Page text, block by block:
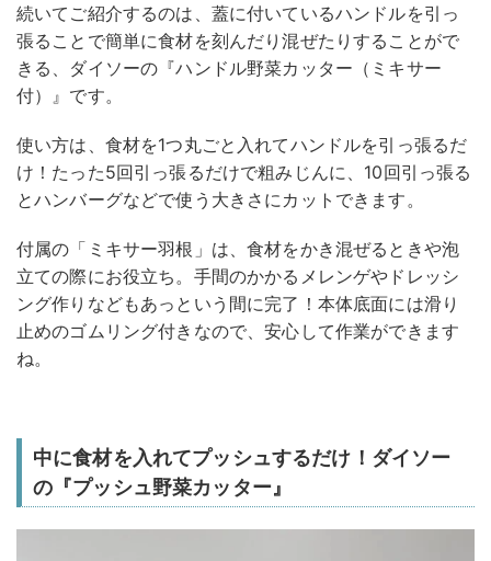
続いてご紹介するのは、蓋に付いているハンドルを引っ
張ることで簡単に食材を刻んだり混ぜたりすることがで
きる、ダイソーの『ハンドル野菜カッター（ミキサー
付）』です。
使い方は、食材を1つ丸ごと入れてハンドルを引っ張るだ
け！たった5回引っ張るだけで粗みじんに、10回引っ張る
とハンバーグなどで使う大きさにカットできます。
付属の「ミキサー羽根」は、食材をかき混ぜるときや泡
立ての際にお役立ち。手間のかかるメレンゲやドレッシ
ング作りなどもあっという間に完了！本体底面には滑り
止めのゴムリング付きなので、安心して作業ができます
ね。
中に食材を入れてプッシュするだけ！ダイソー
の『プッシュ野菜カッター』